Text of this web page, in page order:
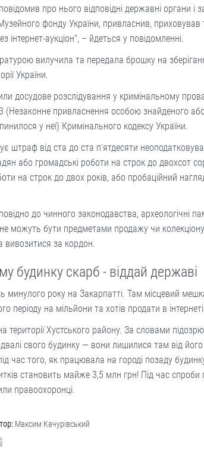
про нього відповідні державні органи і
фонду України, привласнив, приховував
інтернет-аукціон", – йдеться у повідомленні.
вилучила та передала брошку на
України.
досудове розслідування у кримінальному
(Незаконне привласнення особою знайденого
у неї) Кримінального кодексу України.
штраф від ста до ста п'ятдесяти
або громадські роботи на строк до двохсот
на строк до двох років, або пробаційний
до чинного законодавства, археологічні
можуть бути предметами продажу чи
за кордон.
будинку скарб - віддай державі
минулого року на Закарпатті. Там місцевий
періоду на мільйони та хотів продати в
території Хустського району. За словами
свого будинку — вони лишилися там від його
час того, як працювала на городі позаду
становить майже 3,5 млн грн! Під час спроби
правоохоронці.
Максим Качурівський